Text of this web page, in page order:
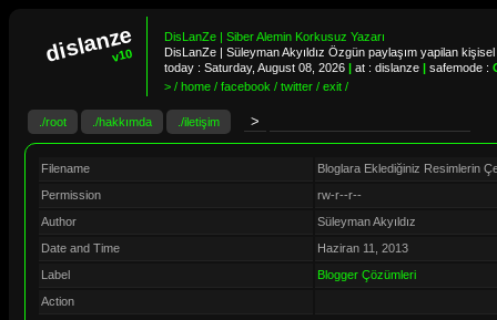
dislanze
v10
DisLanZe | Siber Alemin Korkusuz Yazarı
DisLanZe | Süleyman Akyıldız Özgün paylaşım yapilan
today : Saturday, August 08, 2026 at : dislanze safemode :
> / home / facebook / twitter / exit /
./root ./hakkımda ./iletişim
Filename
Bloglara Eklediğiniz Resimlerin
Permission
rw-r--r--
Author
Süleyman Akyıldız
Date and Time
Haziran 11, 2013
Label
Blogger Çözümleri
Action